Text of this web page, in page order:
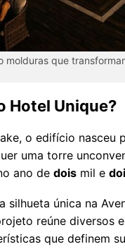
molduras que
Hotel Unique?
o edifício nasceu
uma torre
ano de dois mil e
silhueta única na
reúne diversos
que definem